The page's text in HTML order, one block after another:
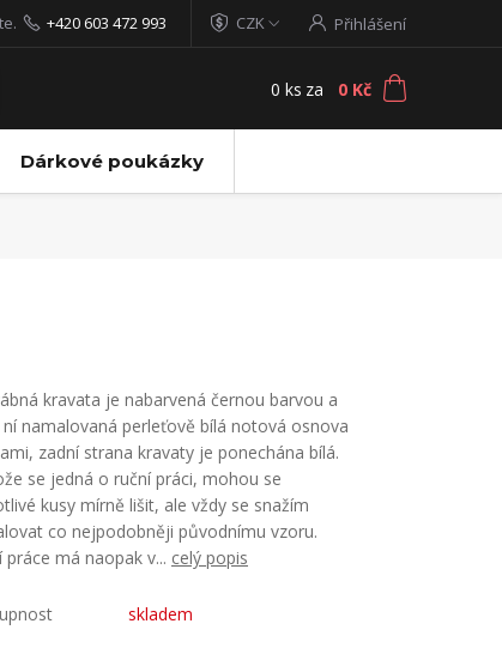
CZK Přihlášení
+420 603 472 993
0 ks za 0 Kč
Dárkové poukázky
kravata je nabarvená černou barvou a
ní namalovaná perleťově bílá notová osnova
zadní strana kravaty je ponechána bílá.
se jedná o ruční práci, mohou se
kusy mírně lišit, ale vždy se snažím
co nejpodobněji původnímu vzoru.
práce má naopak v... celý popis
skladem